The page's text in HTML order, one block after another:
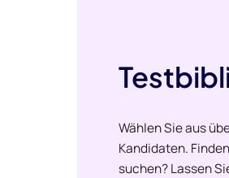
Wählen Sie aus
Kandidaten.
suchen? Lassen